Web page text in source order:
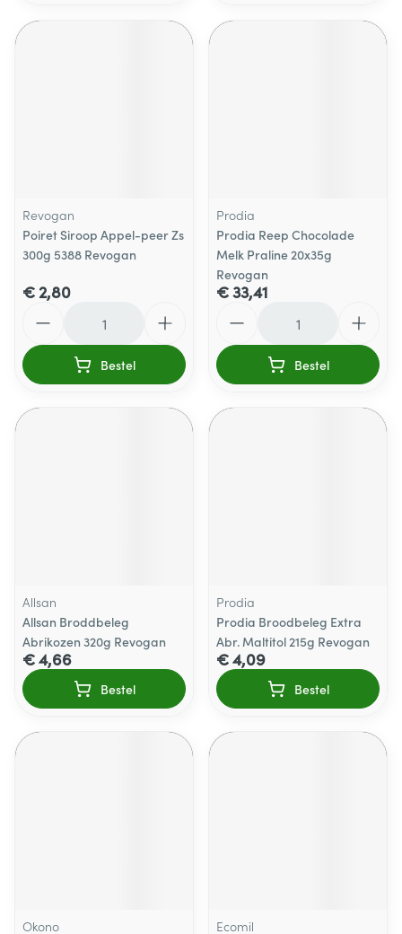
Revogan
Poiret Siroop Appel-peer Zs
300g 5388 Revogan
€ 2,80
Bestel
Prodia
Prodia Reep Chocolade
Melk Praline 20x35g
Revogan
€ 33,41
Bestel
Allsan
Allsan Broddbeleg
Abrikozen 320g Revogan
€ 4,66
Bestel
Prodia
Prodia Broodbeleg Extra
Abr. Maltitol 215g Revogan
€ 4,09
Bestel
Okono Ecomil